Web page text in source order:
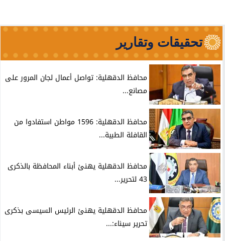
تحقيقات وتقارير
محافظ الدقهلية: تواصل أعمال لجان المرور على
مصانع...
محافظ الدقهلية: 1596 مواطن استفادوا من
القافلة الطبية...
محافظ الدقهلية يهنئ أبناء المحافظة بالذكرى
43 لتحرير...
محافظ الدقهلية يهنئ الرئيس السيسى بذكرى
تحرير سيناء:...